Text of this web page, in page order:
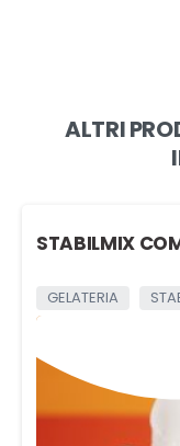
ALTRI
STABILMIX
GELATERIA